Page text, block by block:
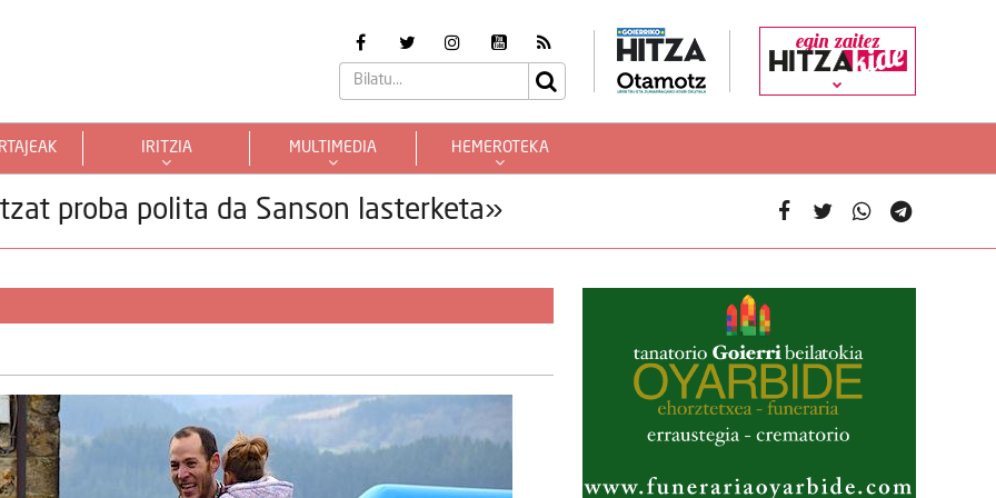
egin zaitez
IRITZIA MULTIMEDIA HEMEROTEKA
proba polita da Sanson lasterketa»